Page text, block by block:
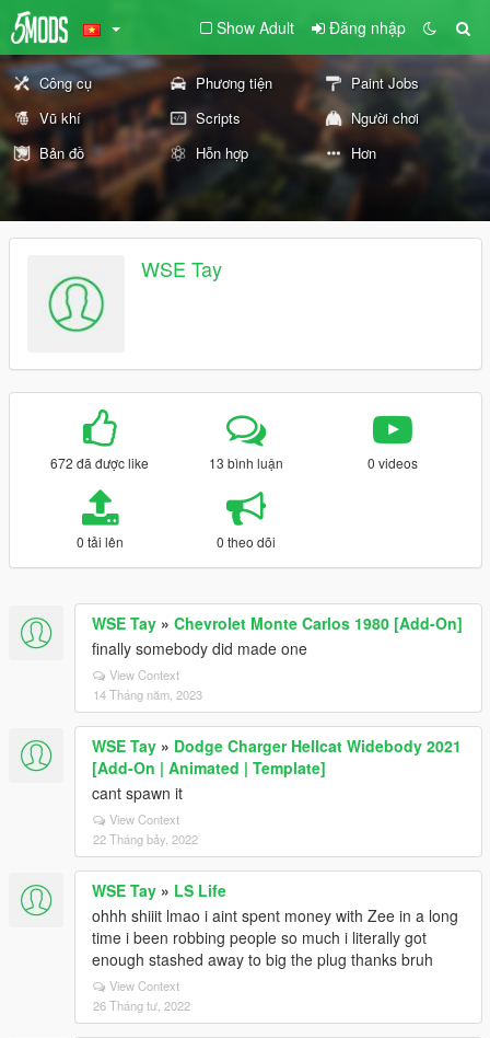
Show Adult Đăng nhập
Công cụ Phương tiện
Paint Jobs
Vũ khí
Scripts
Người chơi
Bản đồ
Hỗn hợp Hơn
WSE Tay
672 đã được like 13 bình luận 0 videos
0 tải lên 0 theo dõi
WSE Tay » Chevrolet Monte Carlos 1980 [Add-On]
finally somebody did made one
View Context
14 Tháng năm, 2023
WSE Tay » Dodge Charger Hellcat Widebody 2021
[Add-On | Animated | Template]
cant spawn it
View Context
22 Tháng bảy, 2022
WSE Tay » LS Life
ohhh shiiit lmao i aint spent money with Zee in a long
time i been robbing people so much i literally got
enough stashed away to big the plug thanks bruh
View Context
26 Tháng tư, 2022